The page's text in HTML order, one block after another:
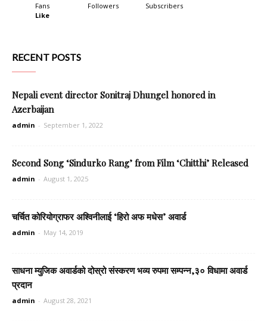
Fans
Like
Followers Subscribers
RECENT POSTS
Nepali event director Sonitraj Dhungel honored in
Azerbaijan
admin - September 1, 2022
Second Song ‘Sindurko Rang’ from Film ‘Chitthi’ Released
admin - August 1, 2025
चर्चित कोरियोग्राफर अश्विनीलाई ‘हिरो अफ मधेस’ अवार्ड
admin - May 14, 2019
साधना म्युजिक अवार्डको दोस्रो संस्करण भव्य रुपमा सम्पन्न,३० विधामा अवार्ड
प्रदान
admin - August 28, 2021